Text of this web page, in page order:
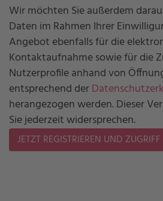
Wir möchten Sie außerdem
Daten im Rahmen Ihrer
Angebot ebenfalls für die
Kontaktaufnahme sowie für die
Nutzerprofile anhand von
entsprechend der
herangezogen werden. Dieser
Sie jederzeit widersprechen.